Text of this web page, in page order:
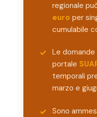
regionale
euro per
cumulabile
Le
portale
temporali
marzo e
Sono